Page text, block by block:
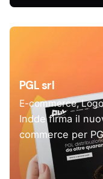
PGL srl
E-commerce Logo
Indde firma il
commerce per